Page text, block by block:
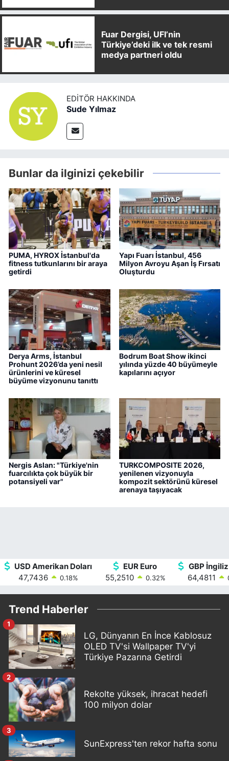
Fuar Dergisi, UFI’nin
Türkiye’deki ilk ve tek resmi
medya partneri oldu
EDITÖR HAKKINDA
Sude Yılmaz
Bunlar da ilginizi çekebilir
PUMA, HYROX İstanbul'da
fitness tutkunlarını bir araya
getirdi
Yapı Fuarı İstanbul, 456
Milyon Avroyu Aşan İş Fırsatı
Oluşturdu
Derya Arms, İstanbul
Prohunt 2026’da yeni nesil
ürünlerini ve küresel
büyüme vizyonunu tanıttı
Bodrum Boat Show ikinci
yılında yüzde 40 büyümeyle
kapılarını açıyor
Nergis Aslan: "Türkiye'nin
fuarcılıkta çok büyük bir
potansiyeli var"
TURKCOMPOSITE 2026,
yenilenen vizyonuyla
kompozit sektörünü küresel
arenaya taşıyacak
USD Amerikan Doları
47,7436
0.18%
EUR Euro
55,2510
0.32%
GBP
64,4811
Trend Haberler
LG, Dünyanın En İnce Kablosuz
OLED TV'si Wallpaper TV'yi
Türkiye Pazarına Getirdi
1
Rekolte yüksek, ihracat hedefi
100 milyon dolar
2
SunExpress'ten rekor hafta sonu
3